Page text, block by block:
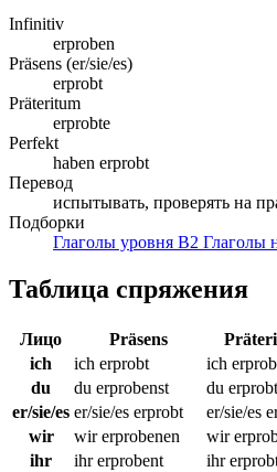
Infinitiv
erproben
Präsens (er/sie/es)
erprobt
Präteritum
erprobte
Perfekt
haben erprobt
Перевод
испытывать, проверять на
Подборки
Глаголы уровня B2 Глаголы
Таблица спряжения
Лицо Präsens
ich
ich erprobt
ich
du
du erprobenst
du
er/sie/es er/sie/es erprobt
er/sie/es
wir
wir erprobenen
wir
ihr
ihr erprobent
ihr